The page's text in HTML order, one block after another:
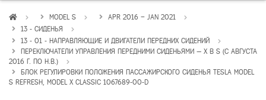
MODEL S
APR 2016 – JAN 2021
13 - СИДЕНЬЯ
13 - 01 - НАПРАВЛЯЮЩИЕ И ДВИГАТЕЛИ ПЕРЕДНИХ СИДЕНИЙ
ПЕРЕКЛЮЧАТЕЛИ УПРАВЛЕНИЯ ПЕРЕДНИМИ СИДЕНЬЯМИ — X В S (С АВГУСТА
2016 Г. ПО Н.В.)
БЛОК РЕГУЛИРОВКИ ПОЛОЖЕНИЯ ПАССАЖИРСКОГО СИДЕНЬЯ TESLA MODEL
S REFRESH, MODEL X CLASSIC 1067689-00-D